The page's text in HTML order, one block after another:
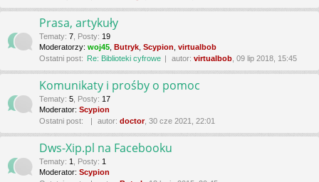
Prasa, artykuły
Tematy: 7 Posty: 19
Moderatorzy: woj45 Butryk Scypion virtualbob
Ostatni post: Re: Biblioteki cyfrowe autor: virtualbob , 09 lip 2018, 15:45
Komunikaty i prośby o pomoc
Tematy: 5 Posty: 17
Moderator: Scypion
Ostatni post:
autor: doctor, 30 cze 2021, 22:01
Dws-Xip.pl na Facebooku
Tematy: 1 Posty: 1
Moderator: Scypion